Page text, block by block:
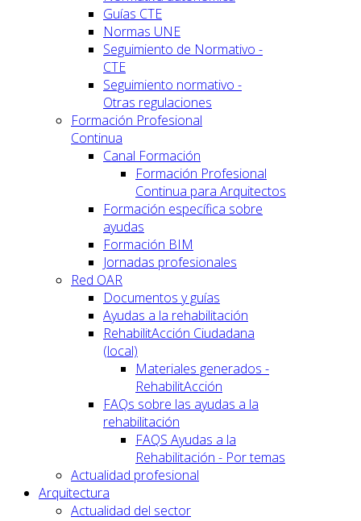
Guías CTE
Normas UNE
Seguimiento de Normativo -
CTE
Seguimiento normativo -
Otras regulaciones
Formación Profesional
Continua
Canal Formación
Formación Profesional
Continua para Arquitectos
Formación específica sobre
ayudas
Formación BIM
Jornadas profesionales
Red OAR
Documentos y guías
Ayudas a la rehabilitación
RehabilitAcción Ciudadana
(local)
Materiales generados -
RehabilitAcción
FAQs sobre las ayudas a la
rehabilitación
FAQS Ayudas a la
Rehabilitación - Por temas
Actualidad profesional
Arquitectura
Actualidad del sector